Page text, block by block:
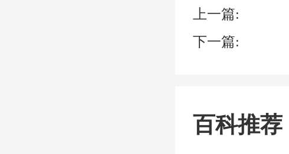
上一篇:
下一篇:
百科推荐